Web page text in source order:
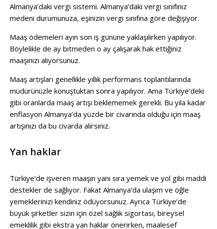
Almanya’daki vergi sistemi. Almanya’daki vergi sınıfınız
medeni durumunuza, eşinizin vergi sınıfına göre değişiyor.
Maaş ödemeleri ayın son iş gününe yaklaşılırken yapılıyor.
Böylelikle de ay bitmeden o ay çalışarak hak ettiğiniz
maaşınızı alıyorsunuz.
Maaş artışları genellikle yıllık performans toplantılarında
müdürünüzle konuştuktan sonra yapılıyor. Ama Türkiye’deki
gibi oranlarda maaş artışı beklememek gerekli. Bu yıla kadar
enflasyon Almanya’da yüzde bir civarında olduğu için maaş
artışınızı da bu civarda alırsınız.
Yan haklar
Türkiye’de işveren maaşın yanı sıra yemek ve yol gibi maddi
destekler de sağlıyor. Fakat Almanya’da ulaşım ve öğle
yemeklerinizi kendiniz ödüyorsunuz. Ayrıca Türkiye’de
büyük şirketler sizin için özel sağlık sigortası, bireysel
emeklilik gibi ekstra yan haklar önerirken, maalesef